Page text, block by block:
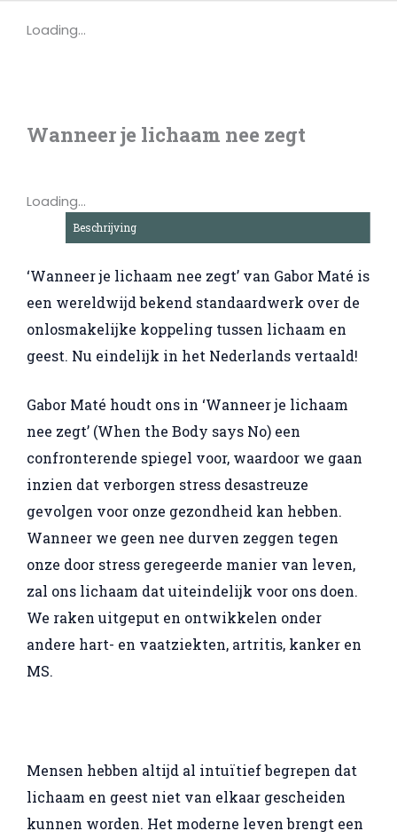
naarLoading...
Wanneer je lichaam nee zegt
Loading...
Beschrijving
‘Wanneer je lichaam nee zegt’ van Gabor Maté is
een wereldwijd bekend standaardwerk over de
onlosmakelijke koppeling tussen lichaam en
geest. Nu eindelijk in het Nederlands vertaald!
Gabor Maté houdt ons in ‘Wanneer je lichaam
nee zegt’ (When the Body says No) een
confronterende spiegel voor, waardoor we gaan
inzien dat verborgen stress desastreuze
gevolgen voor onze gezondheid kan hebben.
Wanneer we geen nee durven zeggen tegen
onze door stress geregeerde manier van leven,
zal ons lichaam dat uiteindelijk voor ons doen.
We raken uitgeput en ontwikkelen onder
andere hart- en vaatziekten, artritis, kanker en
MS.
Mensen hebben altijd al intuïtief begrepen dat
lichaam en geest niet van elkaar gescheiden
kunnen worden. Het moderne leven brengt een